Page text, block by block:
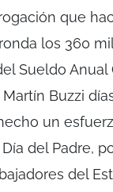
que
los 360
Sueldo
Buzzi
un
del Padre,
del